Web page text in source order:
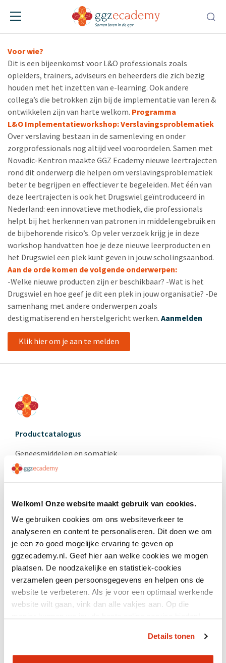
Welkom! Onze website maakt gebruik van cookies.
We gebruiken cookies om ons websiteverkeer te
analyseren en content te personaliseren. Dit doen we om
je een zo goed mogelijke ervaring te geven op
ggzecademy.nl. Geef hier aan welke cookies we mogen
plaatsen. De noodzakelijke en statistiek-cookies
verzamelen geen persoonsgegevens en helpen ons de
website te verbeteren. Als je voor een optimaal werkende
website wilt gaan, vink dan alle vakjes aan. Op die
Details tonen
Implementatieworkshop
01-09-2026• Online • 09:15:00 – 10:30:00
Voor wie?
Dit is een bijeenkomst voor L&O professionals zoals
opleiders, trainers, adviseurs en beheerders die zich bezig
houden met het inzetten van e-learning. Ook andere
collega’s die betrokken zijn bij de implementatie van leren &
ontwikkelen zijn van harte welkom. Programma
L&O Implementatieworkshop: Verslavingsproblematiek
Over verslaving bestaan in de samenleving en onder
zorgprofessionals nog altijd veel vooroordelen. Samen met
Novadic-Kentron maakte GGZ Ecademy nieuwe leertrajecten
rond dit onderwerp die helpen om verslavingsproblematiek
beter te begrijpen en effectiever te begeleiden. Met één van
deze leertrajecten is ook het Drugswiel geïntroduceerd in
Nederland: een innovatieve methodiek, die professionals
helpt bij het herkennen van patronen in middelengebruik en
de bijbehorende risico’s. Op veler verzoek krijg je in deze
workshop handvatten hoe je deze nieuwe leerproducten en
het Drugswiel een plek kunt geven in jouw scholingsaanbod.
Aan de orde komen de volgende onderwerpen:
-Welke nieuwe producten zijn er beschikbaar? -Wat is het
Drugswiel en hoe geef je dit een plek in jouw organisatie? -De
samenhang met andere onderwerpen zoals
destigmatiserend en herstelgericht werken. Aanmelden
Klik hier om je aan te melden
Productcatalogus
Geneesmiddelen en somatiek
Herstel
Suïcidepreventie
Contact
Agenda
Lidmaatschap
Nieuws